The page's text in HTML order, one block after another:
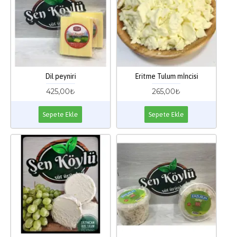
Dil peyniri
425,00₺
Sepete Ekle
Eritme Tulum mİncisi
265,00₺
Sepete Ekle